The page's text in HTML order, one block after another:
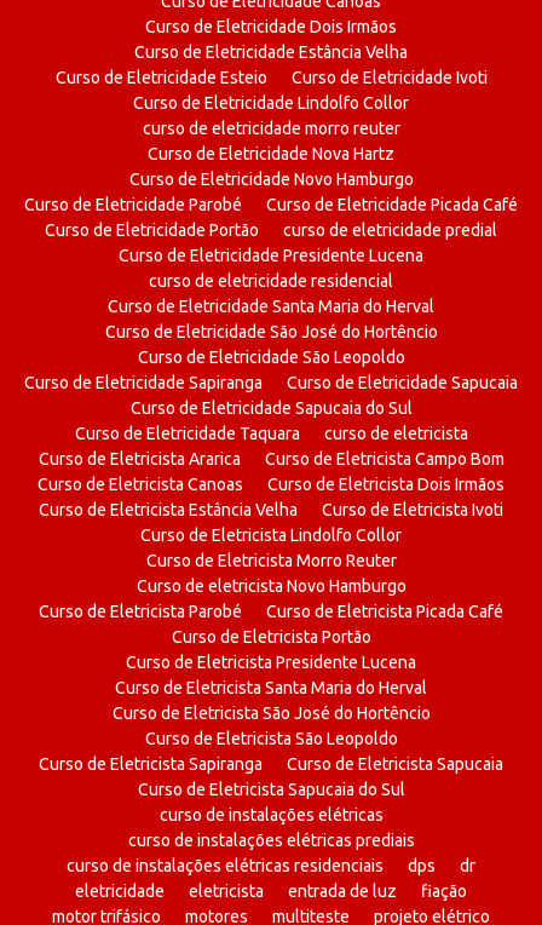
Curso de Eletricidade Dois Irmãos
Curso de Eletricidade Estância Velha
Curso de Eletricidade Esteio
Curso de Eletricidade Ivoti
Curso de Eletricidade Lindolfo Collor
curso de eletricidade morro reuter
Curso de Eletricidade Nova Hartz
Curso de Eletricidade Novo Hamburgo
Curso de Eletricidade Parobé
Curso de Eletricidade Picada Café
Curso de Eletricidade Portão
curso de eletricidade predial
Curso de Eletricidade Presidente Lucena
curso de eletricidade residencial
Curso de Eletricidade Santa Maria do Herval
Curso de Eletricidade São José do Hortêncio
Curso de Eletricidade São Leopoldo
Curso de Eletricidade Sapiranga
Curso de Eletricidade Sapucaia
Curso de Eletricidade Sapucaia do Sul
Curso de Eletricidade Taquara
curso de eletricista
Curso de Eletricista Ararica
Curso de Eletricista Campo Bom
Curso de Eletricista Canoas
Curso de Eletricista Dois Irmãos
Curso de Eletricista Estância Velha
Curso de Eletricista Ivoti
Curso de Eletricista Lindolfo Collor
Curso de Eletricista Morro Reuter
Curso de eletricista Novo Hamburgo
Curso de Eletricista Parobé
Curso de Eletricista Picada Café
Curso de Eletricista Portão
Curso de Eletricista Presidente Lucena
Curso de Eletricista Santa Maria do Herval
Curso de Eletricista São José do Hortêncio
Curso de Eletricista São Leopoldo
Curso de Eletricista Sapiranga
Curso de Eletricista Sapucaia
Curso de Eletricista Sapucaia do Sul
curso de instalações elétricas
curso de instalações elétricas prediais
curso de instalações elétricas residenciais
dps
dr
eletricidade
eletricista entrada de luz
fiação
motor trifásico
motores multiteste projeto elétrico